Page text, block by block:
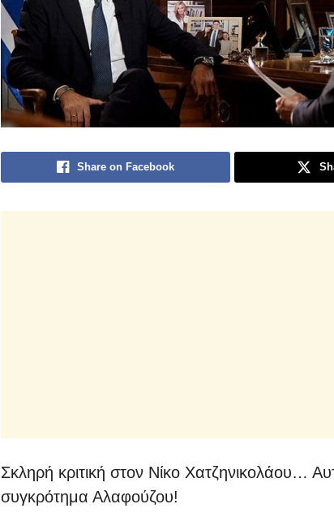
Share on Facebook
Σκληρή κριτική στον Νίκο Χατζηνικολάου…
συγκρότημα Αλαφούζου!